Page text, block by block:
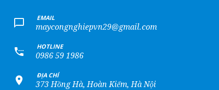
EMAIL
maycongnghiepvn29@gmail.com
HOTLINE
0986 59 1986
ĐỊA CHỈ
373 Hồng Hà, Hoàn Kiếm, Hà Nội